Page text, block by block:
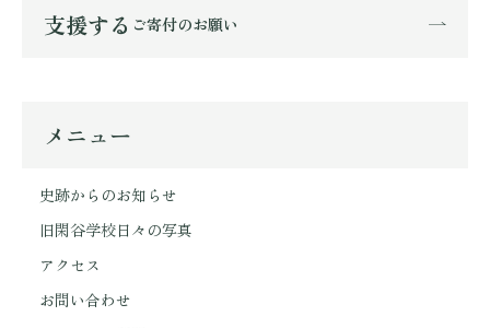
支援する ご寄付のお願い
メニュー
史跡からのお知らせ
旧閑谷学校日々の写真
アクセス
お問い合わせ